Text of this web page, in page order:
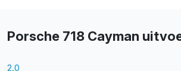
Porsche 718 Cayman
2.0